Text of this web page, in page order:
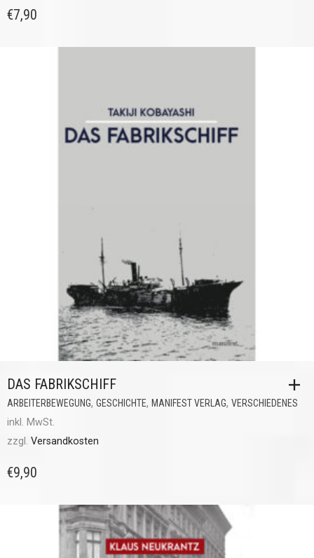
€7,90
DAS FABRIKSCHIFF
ARBEITERBEWEGUNG, GESCHICHTE, MANIFEST VERLAG, VERSCHIEDENES
inkl. MwSt.
zzgl. Versandkosten
€9,90